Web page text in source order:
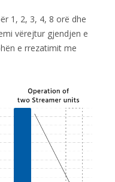
1, 2, 3, 4, 8 orë dhe
vërejtur gjendjen e
e rrezatimit me